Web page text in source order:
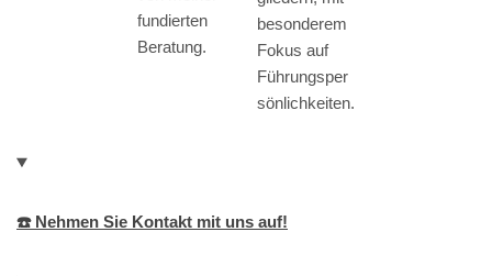
fundierten
Beratung.
besonderem
Fokus auf
Führungsper
sönlichkeiten.
☎️ Nehmen Sie Kontakt mit uns auf!